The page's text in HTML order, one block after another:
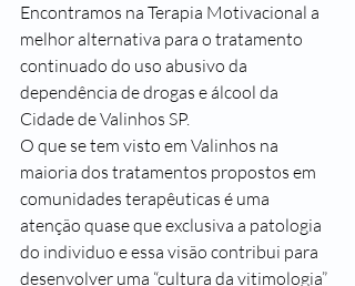
Encontramos na Terapia Motivacional a
melhor alternativa para o tratamento
continuado do uso abusivo da
dependência de drogas e álcool da
Cidade de Valinhos SP.
O que se tem visto em Valinhos na
maioria dos tratamentos propostos em
comunidades terapêuticas é uma
atenção quase que exclusiva a patologia
do individuo e essa visão contribui para
desenvolver uma “cultura da vitimologia”